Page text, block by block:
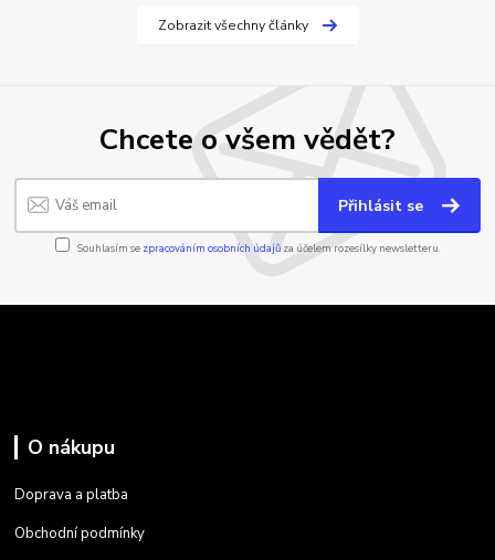
Zobrazit všechny články
Chcete o všem vědět?
Přihlásit se
Souhlasím se zpracováním osobních údajůza účelem rozesílky newsletteru.
O nákupu
Doprava a platba
Obchodní podmínky